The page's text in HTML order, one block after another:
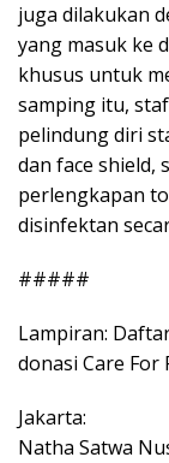
juga dilakukan
yang masuk ke
khusus untuk
samping itu,
pelindung diri
dan face shield,
perlengkapan
disinfektan
#####
Lampiran:
donasi Care For
Jakarta:
Natha Satwa